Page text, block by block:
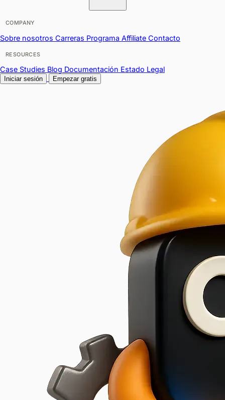
COMPANY
Sobre nosotros Carreras Programa Affiliate Contacto
RESOURCES
Case Studies Blog Documentación Estado Legal
Iniciar sesión Empezar gratis